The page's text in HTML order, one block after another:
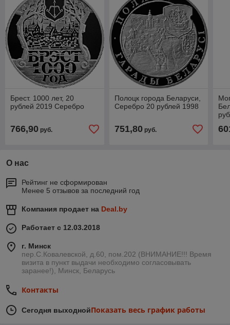
Брест. 1000 лет, 20
рублей 2019 Серебро
766,90 руб.
Полоцк города Беларуси,
Серебро 20 рублей 1998
751,80руб.
О нас
Рейтинг не сформирован
Менее 5 отзывов за последний год
Компания продает на Deal.by
Работает с 12.03.2018
г. Минск
пер.С.Ковалевской, д.60, пом.202 (ВНИМАНИЕ!!! Время
визита в пункт выдачи необходимо согласовывать
заранее!), Минск, Беларусь
Контакты
Сегодня выходнойПоказать весь график работы